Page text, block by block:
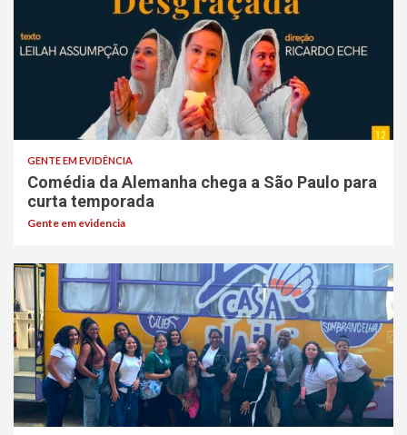
GENTE EM EVIDÊNCIA
Comédia da Alemanha chega a São Paulo para
curta temporada
Gente em evidencia